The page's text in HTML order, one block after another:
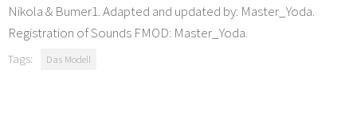
Nikola & Bumer1. Adapted and updated by: Master_Yoda.
Registration of Sounds FMOD: Master_Yoda.
Tags: Das Modell